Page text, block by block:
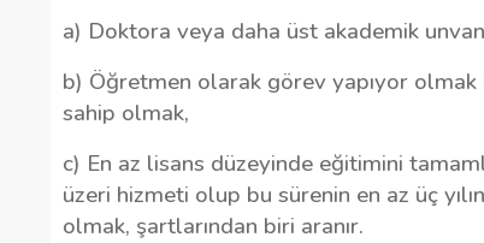
a) Doktora veya daha üst akademik
b) Öğretmen olarak görev yapıyor
sahip olmak,
c) En az lisans düzeyinde eğitimini
üzeri hizmeti olup bu sürenin en az üç
olmak, şartlarından biri aranır.